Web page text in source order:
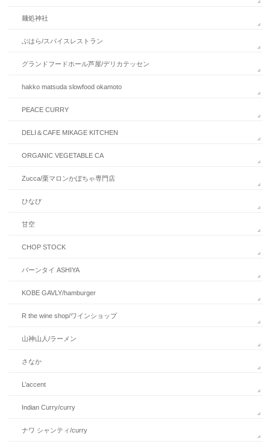
麺処神社
ぶはら/スパイスレストラン
グランドフードホール芦屋/デリカテッセン
hakko matsuda slowfood okamoto
PEACE CURRY
DELI＆CAFE MIKAGE KITCHEN
ORGANIC VEGETABLE CA
Zucca/栗マロンかぼちゃ専門店
ひなび
甘空
CHOP STOCK
バーンタイ ASHIYA
KOBE GAVLY/hamburger
R the wine shop/ワインショップ
山神山人/ラーメン
さなか
L’accent
Indian Curry/curry
ナワ シャンティ/curry